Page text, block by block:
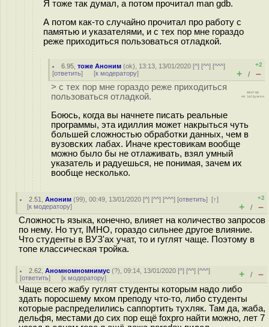
Я тоже так думал, а потом прочитал man gdb.
А потом как-то случайно прочитал про работу с
памятью и указателями, и с тех пор мне гораздо
реже приходиться пользоваться отладкой.
6.95 ,тоже Аноним (ok), 13:13, 13/01/2020 [^] [^^] [^^^]
[ответить] [к модератору]
+2
+ / –
> с тех пор мне гораздо реже приходиться
пользоваться отладкой.
Боюсь, когда вы начнете писать реальные
программы, эта идиллия может накрыться чуть
большей сложностью обработки данных, чем в
вузовских лабах. Иначе крестовикам вообще
можно было бы не отлаживать, взял умный
указатель и радуешься, не понимая, зачем их
вообще несколько.
2.51 ,Аноним (99), 00:49, 13/01/2020 [^] [^^] [^^^] [ответить][↑]
[к модератору]
+2
+ / –
Сложность языка, конечно, влияет на количество запросов
по нему. Но тут, IMHO, гораздо сильнее другое влияние.
Что студенты в ВУЗ'ах учат, то и гуглят чаще. Поэтому в
топе классическая тройка.
2.62 ,Аномномномнимус (?), 09:14, 13/01/2020 [^] [^^] [^^^]
[ответить] [к модератору] + / –
Чаще всего жабу гуглят студенты которым надо либо
здать поросшему мхом преподу что-то, либо студенты
которые распределились саппортить тухляк. Там да, жаба,
дельфя, местами до сих пор ещё foxpro найти можно, лет 7